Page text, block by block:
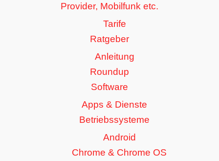
Provider, Mobilfunk etc.
Tarife
Ratgeber
Anleitung
Roundup
Software
Apps & Dienste
Betriebssysteme
Android
Chrome & Chrome OS